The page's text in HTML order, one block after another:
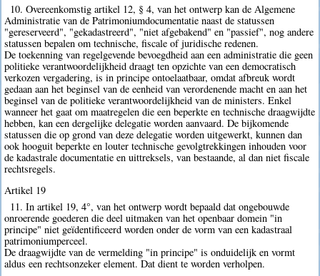
10. Overeenkomstig artikel 12, § 4, van het ontwerp kan de Algemene
Administratie van de Patrimoniumdocumentatie naast de statussen
"gereserveerd", "gekadastreerd", "niet afgebakend" en "passief", nog andere
statussen bepalen om technische, fiscale of juridische redenen.
De toekenning van regelgevende bevoegdheid aan een administratie die geen
politieke verantwoordelijkheid draagt ten opzichte van een democratisch
verkozen vergadering, is in principe ontoelaatbaar, omdat afbreuk wordt
gedaan aan het beginsel van de eenheid van verordenende macht en aan het
beginsel van de politieke verantwoordelijkheid van de ministers. Enkel
wanneer het gaat om maatregelen die een beperkte en technische draagwijdte
hebben, kan een dergelijke delegatie worden aanvaard. De bijkomende
statussen die op grond van deze delegatie worden uitgewerkt, kunnen dan
ook hooguit beperkte en louter technische gevolgtrekkingen inhouden voor
de kadastrale documentatie en uittreksels, van bestaande, al dan niet fiscale
rechtsregels.
Artikel 19
11. In artikel 19, 4°, van het ontwerp wordt bepaald dat ongebouwde
onroerende goederen die deel uitmaken van het openbaar domein "in
principe" niet geïdentificeerd worden onder de vorm van een kadastraal
patrimoniumperceel.
De draagwijdte van de vermelding "in principe" is onduidelijk en vormt
aldus een rechtsonzeker element. Dat dient te worden verholpen.